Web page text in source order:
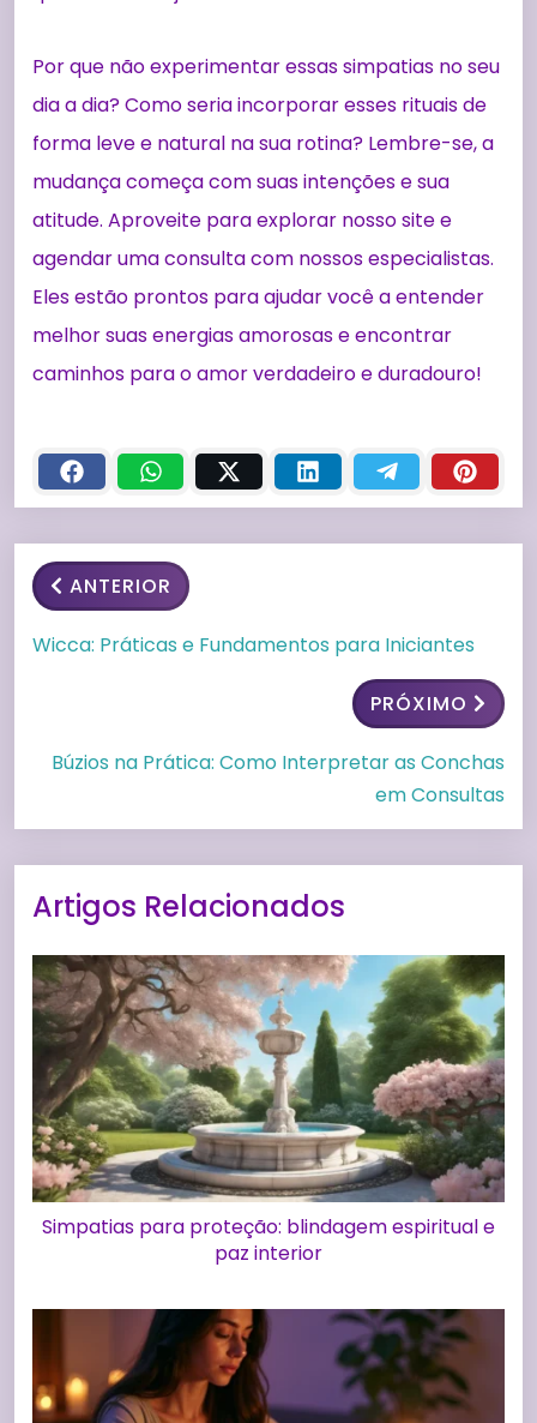
Por que não experimentar essas simpatias no seu
dia a dia? Como seria incorporar esses rituais de
forma leve e natural na sua rotina? Lembre-se, a
mudança começa com suas intenções e sua
atitude. Aproveite para explorar nosso site e
agendar uma consulta com nossos especialistas.
Eles estão prontos para ajudar você a entender
melhor suas energias amorosas e encontrar
caminhos para o amor verdadeiro e duradouro!
ANTERIOR
Wicca: Práticas e Fundamentos para Iniciantes
PRÓXIMO
Búzios na Prática: Como Interpretar as Conchas
em Consultas
Artigos Relacionados
Simpatias para proteção: blindagem espiritual e
paz interior